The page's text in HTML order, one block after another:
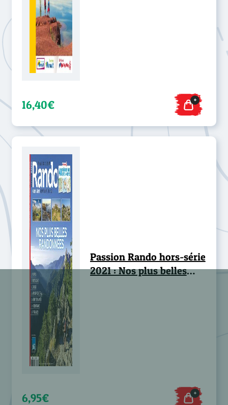
16,40€ +
Passion Rando hors-série
2021 : Nos plus belles
6,95€ +